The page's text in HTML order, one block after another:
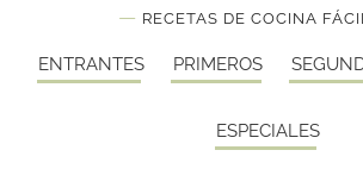
— RECETAS DE COCINA
ENTRANTES PRIMEROS
ESPECIALES